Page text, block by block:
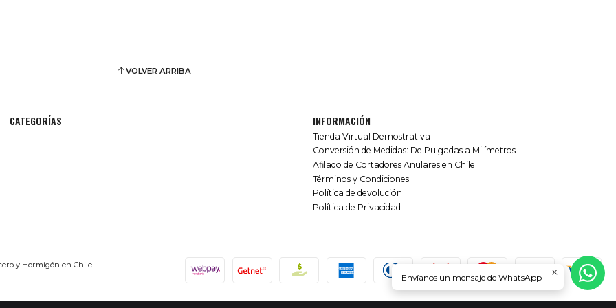
VOLVER ARRIBA
CATEGORÍAS INFORMACIÓN
Tienda Virtual Demostrativa
Conversión de Medidas: De Pulgadas a Milímetros
Afilado de Cortadores Anulares en Chile
Términos y Condiciones
Política de devolución
Política de Privacidad
y Hormigón en Chile.
Envíanos un mensaje de WhatsApp